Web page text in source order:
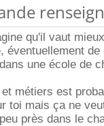
qu'il vaut
éventuellement
une école de
métiers est
toi mais ça ne
près dans le